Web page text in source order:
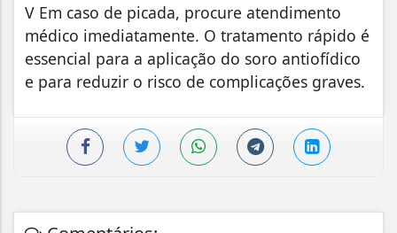
V Em caso de picada, procure atendimento
médico imediatamente. O tratamento rápido é
essencial para a aplicação do soro antiofídico
e para reduzir o risco de complicações graves.